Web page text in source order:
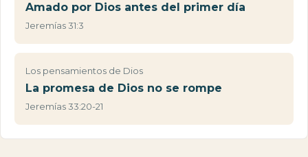
Amado por Dios antes del primer día
Jeremías 31:3
Los pensamientos de Dios
La promesa de Dios no se rompe
Jeremías 33:20-21